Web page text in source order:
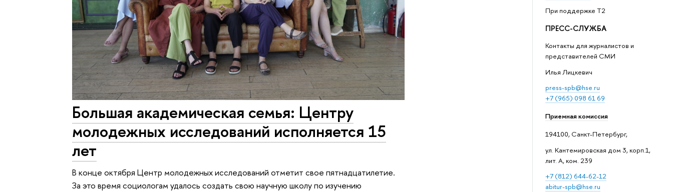
При поддержке T2
ПРЕСС-СЛУЖБА
Контакты для журналистов и
представителей СМИ
Илья Лицкевич
press-spb@hse.ru
+7 (965) 098 61 69
Приемная комиссия
194100, Санкт-Петербург,
ул. Кантемировская дом 3, корп.1,
лит. А, ком. 239
+7 (812) 644-62-12
abitur-spb@hse.ru
Большая академическая семья: Центру
молодежных исследований исполняется 15
лет
В конце октября Центр молодежных исследований отметит свое пятнадцатилетие.
За это время социологам удалось создать свою научную школу по изучению